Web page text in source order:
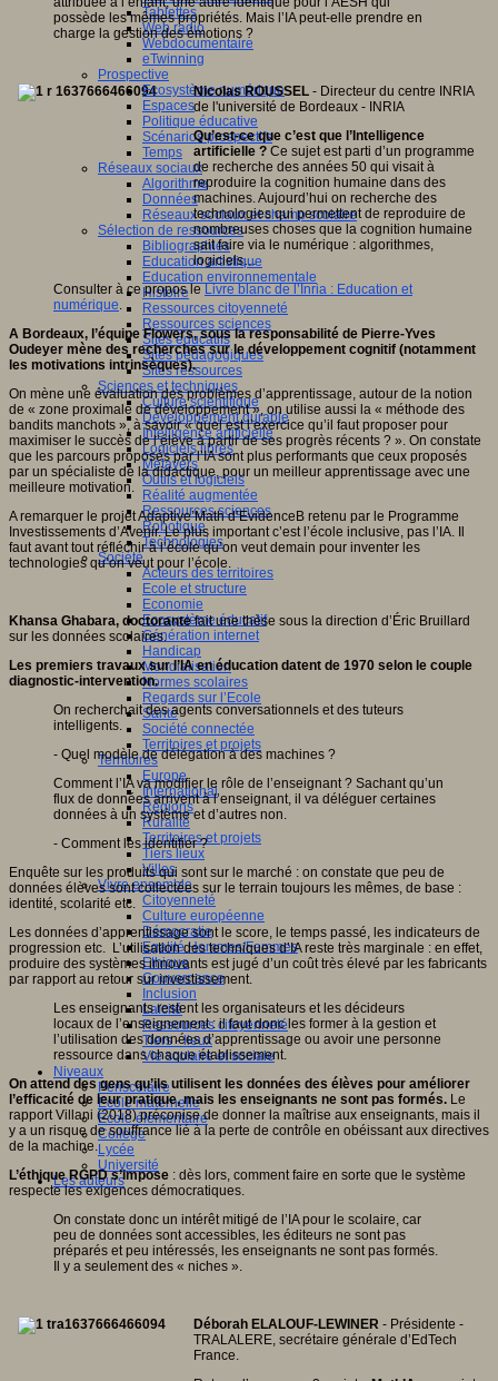
Tablettes
Web radio
Webdocumentaire
eTwinning
Prospective
Ecosystème numérique
Espaces
Politique éducative
Scénarios prospectifs
Temps
Réseaux sociaux
Algorithme
Données
Réseaux sociaux et champ scolaire
Sélection de ressources
Bibliographies
Education artistique
Education environnementale
Histoire
Ressources citoyenneté
Ressources sciences
Sites éducatifs
Sites pédagogiques
Sites ressources
Sciences et techniques
Culture scientifique
Développement durable
Intelligence artificielle
Logiciels libres
Métavers
Outils et logiciels
Réalité augmentée
Ressources sciences
Robotique
Technologies
Société
Acteurs des territoires
Ecole et structure
Economie
Ecosystème éducatif
Génération internet
Handicap
Mondialisation
Normes scolaires
Regards sur l’Ecole
Santé
Société connectée
Territoires et projets
Territoires
Europe
International
Régions
Ruralité
Territoires et projets
Tiers lieux
Villes
Vivre ensemble
Citoyenneté
Culture européenne
Démocratie
Egalité Hommes/Femmes
Ethique
Gouvernance
Inclusion
Laïcité
Ressources citoyenneté
Tiers - lieux
Vie scolaire et sociale
Niveaux
Périscolaire
Ecole maternelle
Ecole élémentaire
Collège
Lycée
Université
Les auteurs
possède les mêmes propriétés. Mais l’IA peut-elle prendre en
charge la gestion des émotions ?
Nicolas ROUSSEL - Directeur du centre INRIA
de l'université de Bordeaux - INRIA
Qu’est-ce que c’est que l’Intelligence
artificielle ? Ce sujet est parti d’un programme
de recherche des années 50 qui visait à
reproduire la cognition humaine dans des
machines. Aujourd’hui on recherche des
technologies qui permettent de reproduire de
nombreuses choses que la cognition humaine
sait faire via le numérique : algorithmes,
logiciels…
Consulter à ce propos leLivre blanc de l’Inria : Education et
numérique.
A Bordeaux, l’équipe Flowers, sous la responsabilité de Pierre-Yves
Oudeyer mène des recherches sur le développement cognitif (notamment
les motivations intrinsèques).
On mène une évaluation des problèmes d’apprentissage, autour de la notion
de « zone proximale de développement », on utilise aussi la « méthode des
bandits manchots », à savoir « quel est l’exercice qu’il faut proposer pour
maximiser le succès de l’élève à partir de ses progrès récents ? ». On constate
que les parcours proposés par l’IA sont plus performants que ceux proposés
par un spécialiste de la didactique, pour un meilleur apprentissage avec une
meilleure motivation.
A remarquer le projet Adaptive’Math d’EvidenceB retenu par le Programme
Investissements d’Avenir. Le plus important c’est l’école inclusive, pas l’IA. Il
faut avant tout réfléchir à l’école qu’on veut demain pour inventer les
technologies qu’on veut pour l’école.
Khansa Ghabara, doctorantefait une thèse sous la direction d’Éric Bruillard
sur les données scolaires.
Les premiers travaux sur l’IA en éducation datent de 1970 selon le couple
diagnostic-intervention.
On recherchait des agents conversationnels et des tuteurs
intelligents.
- Quel modèle de délégation à des machines ?
Comment l’IA va modifier le rôle de l’enseignant ? Sachant qu’un
flux de données arrivent à l’enseignant, il va déléguer certaines
données à un système et d’autres non.
- Comment les identifier ?
Enquête sur les produits qui sont sur le marché : on constate que peu de
données élèves sont collectées sur le terrain toujours les mêmes, de base :
identité, scolarité etc.
Les données d’apprentissage sont le score, le temps passé, les indicateurs de
progression etc. L’utilisation des techniques d’IA reste très marginale : en effet,
produire des systèmes innovants est jugé d’un coût très élevé par les fabricants
par rapport au retour sur investissement.
Les enseignants restent les organisateurs et les décideurs
locaux de l’enseignement : il faut donc les former à la gestion et
l’utilisation des données d’apprentissage ou avoir une personne
ressource dans chaque établissement.
On attend des gens qu’ils utilisent les données des élèves pour améliorer
l’efficacité de leur pratique, mais les enseignants ne sont pas formés. Le
rapport Villani (2018) préconise de donner la maîtrise aux enseignants, mais il
y a un risque de souffrance lié à la perte de contrôle en obéissant aux directives
de la machine.
L’éthique RGPD s’impose : dès lors, comment faire en sorte que le système
respecte les exigences démocratiques.
On constate donc un intérêt mitigé de l’IA pour le scolaire, car
peu de données sont accessibles, les éditeurs ne sont pas
préparés et peu intéressés, les enseignants ne sont pas formés.
Il y a seulement des « niches ».
Déborah ELALOUF-LEWINER - Présidente -
TRALALERE, secrétaire générale d’EdTech
France.